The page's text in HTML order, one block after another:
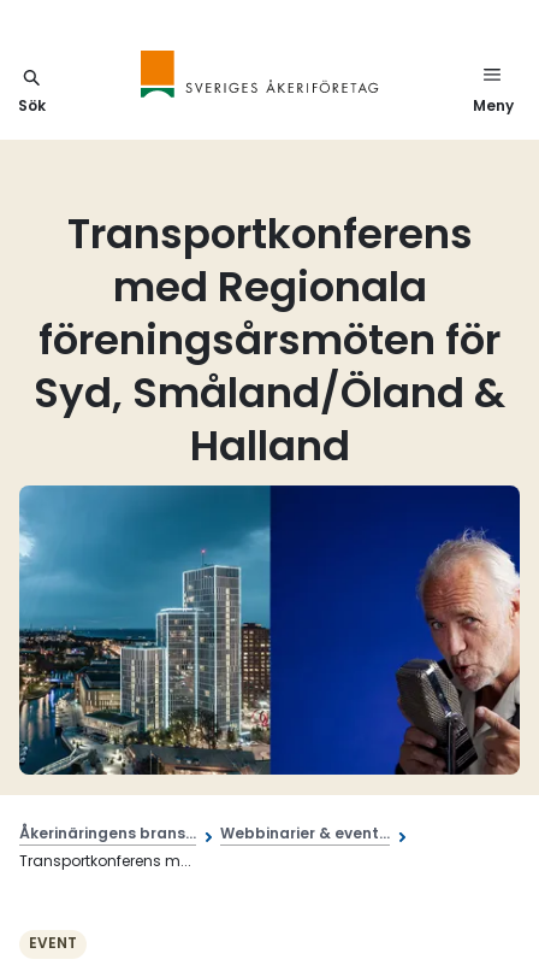
Sök Meny
Transportkonferens
med Regionala
föreningsårsmöten för
Syd, Småland/Öland &
Halland
Åkerinäringens brans...
Webbinarier & event...
Transportkonferens m...
EVENT